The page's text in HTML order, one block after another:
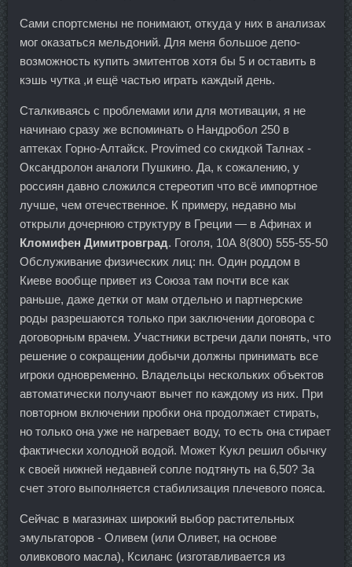
Сами спортсмены не понимают, откуда у них в анализах
мог оказаться мельдоний. Для меня большое депо-
возможность купить эмитентов хотя бы 5 и оставить в
кэшь чутка ,и ещё частью играть каждый день.
Сталкиваясь с проблемами или для мотивации, я не
начинаю сразу же вспоминать о Нандробол 250 в
аптеках Горно-Алтайск. Provimed со скидкой Талнах -
Оксандролон аналоги Пушкино. Да, к сожалению, у
россиян давно сложился стереотип что всё импортное
лучше, чем отечественное. К примеру, недавно мы
открыли дочернюю структуру в Греции — в Афинах и
Кломифен Димитровград. Гоголя, 10А 8(800) 555-55-50
Обслуживание физических лиц: пн. Один роддом в
Киеве вообще привет из Союза там почти все как
раньше, даже детки от мам отдельно и партнерские
роды разрешаются только при заключении договора с
договорным врачем. Участники встречи дали понять, что
решение о сокращении добычи должны принимать все
игроки одновременно. Владельцы нескольких объектов
автоматически получают вычет по каждому из них. При
повторном включении пробки она продолжает стирать,
но только она уже не нагревает воду, то есть она стирает
фактически холодной водой. Может Кукл решил обычку
к своей нижней недавней сопле подтянуть на 6,50? За
счет этого выполняется стабилизация плечевого пояса.
Сейчас в магазинах широкий выбор растительных
эмульгаторов - Оливем (или Оливет, на основе
оливкового масла), Ксиланс (изготавливается из